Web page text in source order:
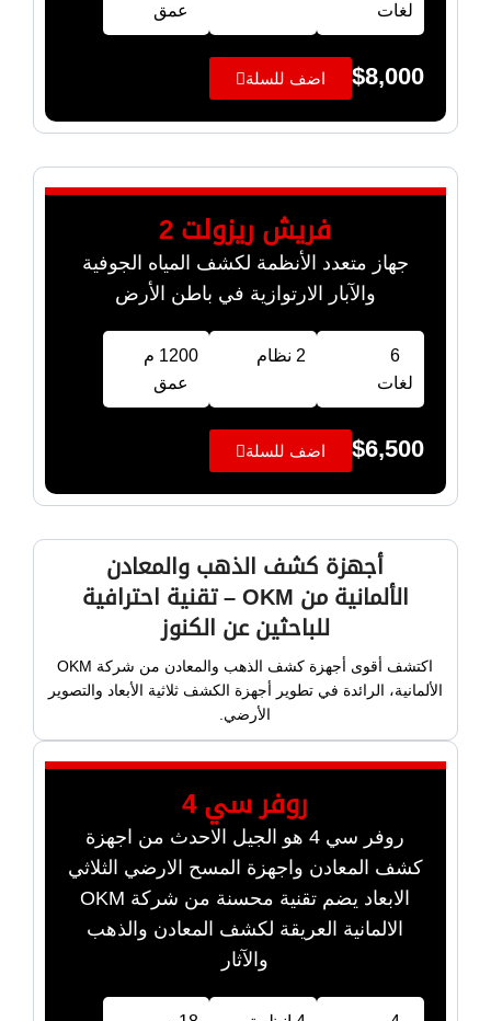
لغات
عمق
$8,000 اضف للسلة
فريش ريزولت 2
جهاز متعدد الأنظمة لكشف المياه الجوفية
والآبار الارتوازية في باطن الأرض
6
لغات
2 نظام
1200 م
عمق
$6,500 اضف للسلة
أجهزة كشف الذهب والمعادن
الألمانية من OKM – تقنية احترافية
للباحثين عن الكنوز
اكتشف أقوى أجهزة كشف الذهب والمعادن من شركة OKM
الألمانية، الرائدة في تطوير أجهزة الكشف ثلاثية الأبعاد والتصوير
الأرضي.
روفر سي 4
روفر سي 4 هو الجيل الاحدث من اجهزة
كشف المعادن واجهزة المسح الارضي الثلاثي
الابعاد يضم تقنية محسنة من شركة OKM
الالمانية العريقة لكشف المعادن والذهب
والآثار